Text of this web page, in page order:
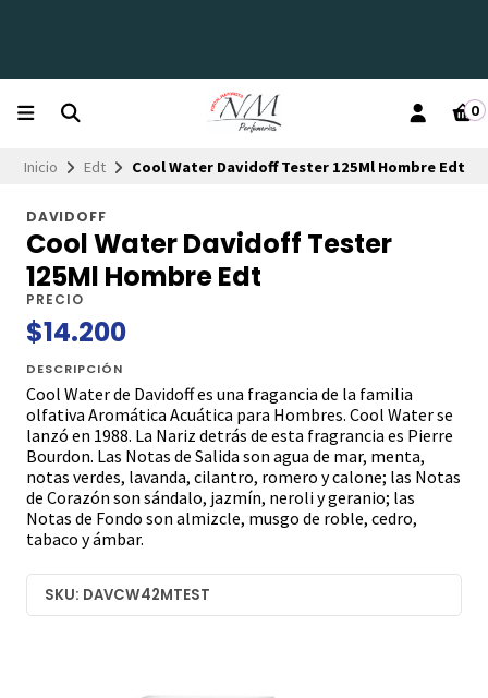
0
Inicio Edt Cool Water Davidoff Tester 125Ml Hombre Edt
DAVIDOFF
Cool Water Davidoff Tester
125Ml Hombre Edt
PRECIO
$14.200
DESCRIPCIÓN
Cool Water de Davidoff es una fragancia de la familia
olfativa Aromática Acuática para Hombres. Cool Water se
lanzó en 1988. La Nariz detrás de esta fragrancia es Pierre
Bourdon. Las Notas de Salida son agua de mar, menta,
notas verdes, lavanda, cilantro, romero y calone; las Notas
de Corazón son sándalo, jazmín, neroli y geranio; las
Notas de Fondo son almizcle, musgo de roble, cedro,
tabaco y ámbar.
SKU: DAVCW42MTEST